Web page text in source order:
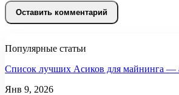
Популярные статьи
Список лучших Асиков для майнинга —
Янв 9, 2026